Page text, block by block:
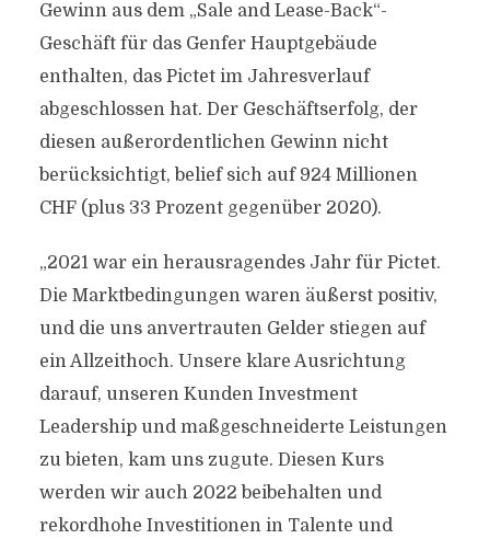
Gewinn aus dem „Sale and Lease-Back“-
Geschäft für das Genfer Hauptgebäude
enthalten, das Pictet im Jahresverlauf
abgeschlossen hat. Der Geschäftserfolg, der
diesen außerordentlichen Gewinn nicht
berücksichtigt, belief sich auf 924 Millionen
CHF (plus 33 Prozent gegenüber 2020).
„2021 war ein herausragendes Jahr für Pictet.
Die Marktbedingungen waren äußerst positiv,
und die uns anvertrauten Gelder stiegen auf
ein Allzeithoch. Unsere klare Ausrichtung
darauf, unseren Kunden Investment
Leadership und maßgeschneiderte Leistungen
zu bieten, kam uns zugute. Diesen Kurs
werden wir auch 2022 beibehalten und
rekordhohe Investitionen in Talente und